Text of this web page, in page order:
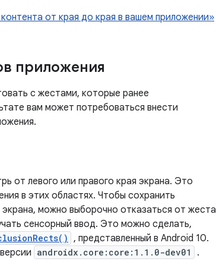
от края до края в вашем приложении»
приложения
с жестами, которые ранее
вам может потребоваться внести
от левого или правого края экрана. Это
в этих областях. Чтобы сохранить
можно выборочно отказаться от жеста
сенсорный ввод. Это можно сделать,
, представленный в Android 10.
androidx.core:core:1.1.0-dev01
.